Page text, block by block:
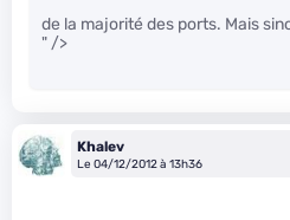
de la majorité des ports. Mais
" />
Khalev
Le 04/12/2012 à 13h36